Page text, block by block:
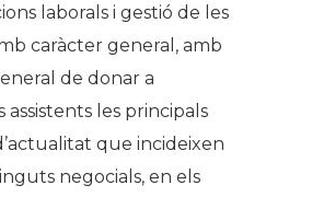
laborals i gestió de les
caràcter general, amb
de donar a
assistents les principals
que incideixen
negocials, en els